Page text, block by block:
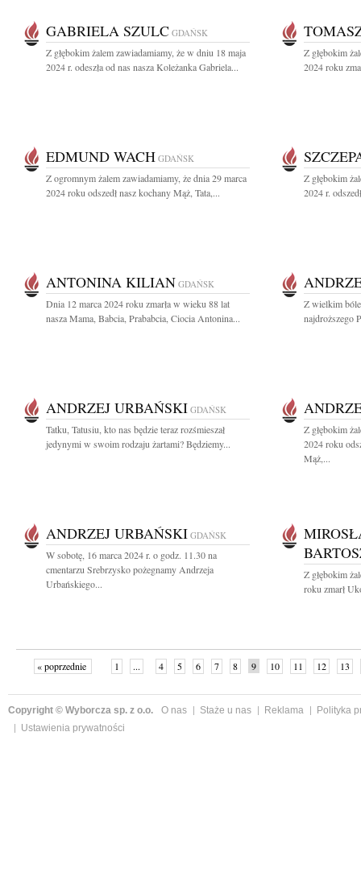
GABRIELA SZULC GDAŃSK
Z głębokim żalem zawiadamiamy, że w dniu 18 maja
2024 r. odeszła od nas nasza Koleżanka Gabriela...
Z głębokim
2024 roku
EDMUND WACH GDAŃSK
Z ogromnym żalem zawiadamiamy, że dnia 29 marca
2024 roku odszedł nasz kochany Mąż, Tata,...
Z głębokim
2024 r.
ANTONINA KILIAN GDAŃSK
Dnia 12 marca 2024 roku zmarła w wieku 88 lat
nasza Mama, Babcia, Prababcia, Ciocia Antonina...
Z wielkim
najdroższego
ANDRZEJ URBAŃSKI GDAŃSK
Tatku, Tatusiu, kto nas będzie teraz rozśmieszał
jedynymi w swoim rodzaju żartami? Będziemy...
Z głębokim
2024 roku
Mąż,...
ANDRZEJ URBAŃSKI GDAŃSK
W sobotę, 16 marca 2024 r. o godz. 11.30 na
cmentarzu Srebrzysko pożegnamy Andrzeja
Urbańskiego...
Z głębokim
roku zmarł
« poprzednie 1 ... 4 5 6 7 8 9 10 11 12 13
Copyright © Wyborcza sp. z o.o. O nas Staże u nas Reklama
Polityka
Ustawienia prywatności